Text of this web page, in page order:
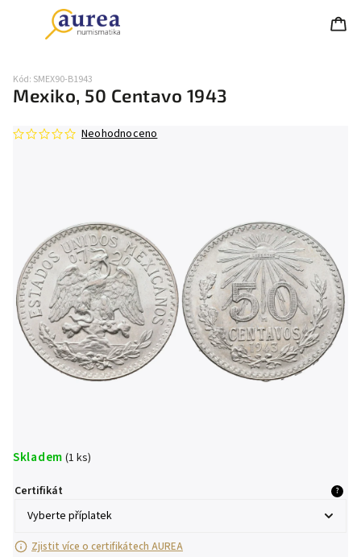
Mexiko, 50 Centavo 1943
Kód: SMEX90-B1943
Neohodnoceno
Skladem (1 ks)
Certifikát ?
Zjistit více o certifikátech AUREA